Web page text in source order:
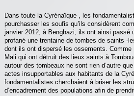
Dans toute la Cyrénaïque , les
pourchasser les soufis qu’ils considèrent
janvier 2012, à Benghazi, ils ont ainsi passé
profané une trentaine de tombes de saints -
dont ils ont dispersé les ossements.
Mali qui ont détruit des lieux saints à
autour des tombeaux ne sont rien d’autre
actes insupportables aux habitants de la
fondamentalistes cherchaient à briser les
d’encadrement des populations afin de